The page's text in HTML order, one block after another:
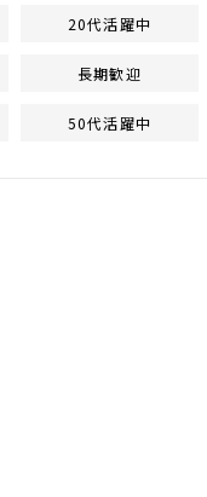
20代活躍中
長期歓迎
50代活躍中